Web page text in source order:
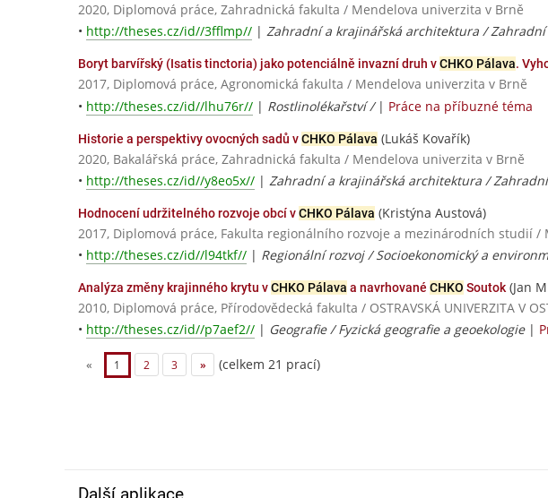
2020, Diplomová práce, Zahradnická fakulta / Mendelova univerzita v Brně
• http://theses.cz/id//3fflmp// | Zahradní a krajinářská architektura /
Boryt barvířský (Isatis tinctoria) jako potenciálně invazní druh vCHKO Pálava.
2017, Diplomová práce, Agronomická fakulta / Mendelova univerzita v Brně
• http://theses.cz/id//lhu76r// | Rostlinolékařství / | Práce na příbuzné téma
Historie a perspektivy ovocných sadů vCHKO Pálava (Lukáš Kovařík)
2020, Bakalářská práce, Zahradnická fakulta / Mendelova univerzita v Brně
• http://theses.cz/id//y8eo5x// | Zahradní a krajinářská architektura /
Hodnocení udržitelného rozvoje obcí vCHKO Pálava (Kristýna Austová)
2017, Diplomová práce, Fakulta regionálního rozvoje a mezinárodních studií /
• http://theses.cz/id//l94tkf// | Regionální rozvoj / Socioekonomický a
Analýza změny krajinného krytu vCHKO Pálava a navrhované CHKO Soutok(Jan
2010, Diplomová práce, Přírodovědecká fakulta / OSTRAVSKÁ UNIVERZITA V
• http://theses.cz/id//p7aef2// | Geografie / Fyzická geografie a geoekologie|
« 1 2 3 » (celkem 21 prací)